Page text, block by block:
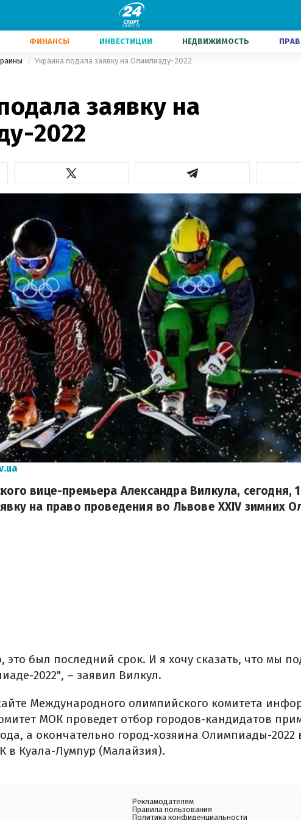
ФИНАНСЫ ИНВЕСТИЦИИ НЕДВИЖИМОСТЬ
Украина подала заявку на Олимпиаду-2022
заявку на
2022
вице-премьера Александра Вилкула, сегодня,
на право проведения во Львове XXIV зимних
это был последний срок. И я хочу сказать, что мы
2022", – заявил Вилкул.
Международного олимпийского комитета
МОК проведет отбор городов-кандидатов
а окончательно город-хозяина Олимпиады-2022
в Куала-Лумпур (Малайзия).
Рекламодателям
Правила пользования
Политика конфиденциальности